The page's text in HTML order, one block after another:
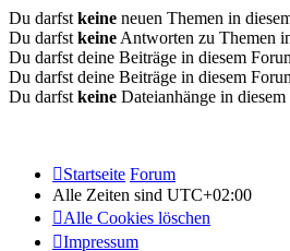
Du darfst keine neuen Themen in
Du darfst keine Antworten zu Themen
Du darfst deine Beiträge in diesem
Du darfst deine Beiträge in diesem
Du darfst keine Dateianhänge in
Startseite Forum
Alle Zeiten sind UTC+02:00
Alle Cookies löschen
Impressum